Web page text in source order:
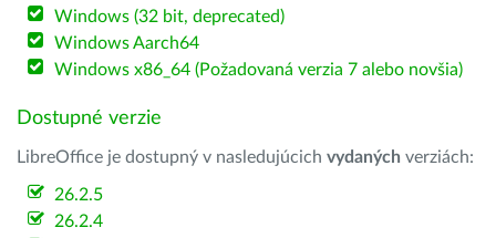
Windows (32 bit, deprecated)
Windows Aarch64
Windows x86_64 (Požadovaná verzia 7 alebo novšia)
Dostupné verzie
LibreOffice je dostupný v nasledujúcich vydaných verziách:
26.2.5
26.2.4